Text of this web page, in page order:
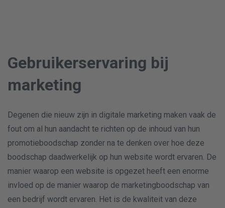
Gebruikerservaring bij
marketing
Degenen die nieuw zijn in digitale marketing maken vaak de
fout om al hun aandacht te richten op de inhoud van hun
promotieboodschap zonder na te denken over hoe deze
boodschap daadwerkelijk op hun website wordt ervaren. De
manier waarop een website is opgezet heeft een enorme
invloed op de manier waarop de marketingboodschap van
een bedrijf wordt ervaren. Het is de kwaliteit van deze